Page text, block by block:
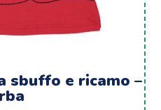
sbuffo e ricamo –